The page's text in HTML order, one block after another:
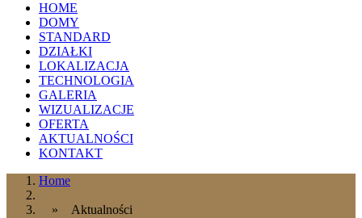
HOME
DOMY
STANDARD
DZIAŁKI
LOKALIZACJA
TECHNOLOGIA
GALERIA
WIZUALIZACJE
OFERTA
AKTUALNOŚCI
KONTAKT
Home
» Aktualności